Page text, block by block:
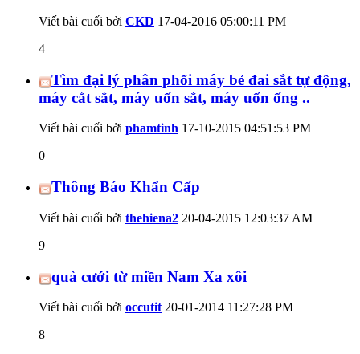
Viết bài cuối bởi CKD 17-04-2016 05:00:11 PM
4
Tìm đại lý phân phối máy bẻ đai sắt tự động,
máy cắt sắt, máy uốn sắt, máy uốn ống ..
Viết bài cuối bởi phamtinh 17-10-2015 04:51:53 PM
0
Thông Báo Khẩn Cấp
Viết bài cuối bởi thehiena2 20-04-2015 12:03:37 AM
9
quà cưới từ miền Nam Xa xôi
Viết bài cuối bởi occutit 20-01-2014 11:27:28 PM
8